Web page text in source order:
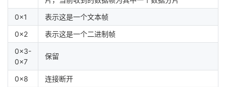
0x1
表示这是一个文本帧
0x2
表示这是一个二进制帧
0x3-
0x7
保留
0x8
连接断开